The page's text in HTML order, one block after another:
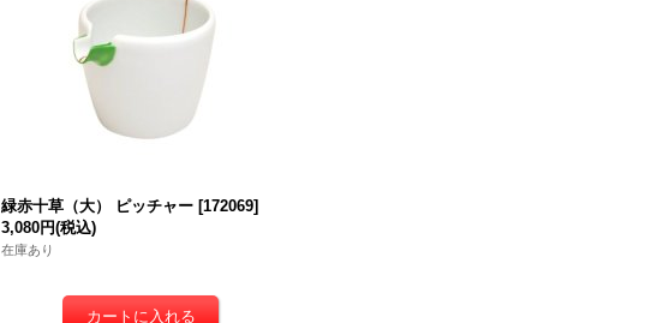
緑赤十草（大） ピッチャー [172069]
3,080円(税込)
在庫あり